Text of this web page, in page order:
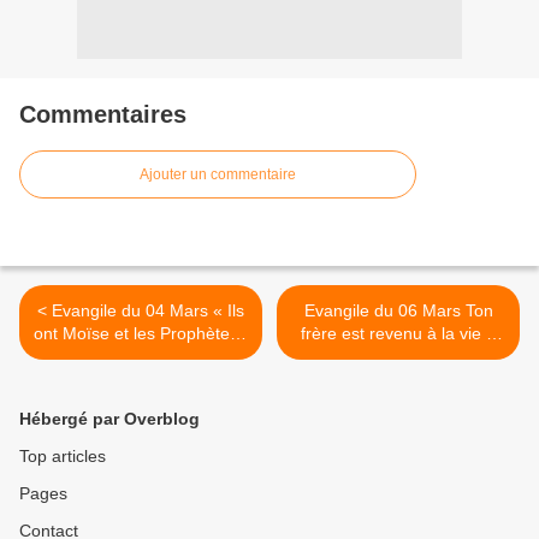
Commentaires
Ajouter un commentaire
< Evangile du 04 Mars « Ils
ont Moïse et les Prophètes :
qu’ils les écoutent ! » (Lc
Evangile du 06 Mars Ton
frère est revenu à la vie »
(Lc 15, 1-3.11-32)
Hébergé par Overblog
Top articles
Pages
Contact